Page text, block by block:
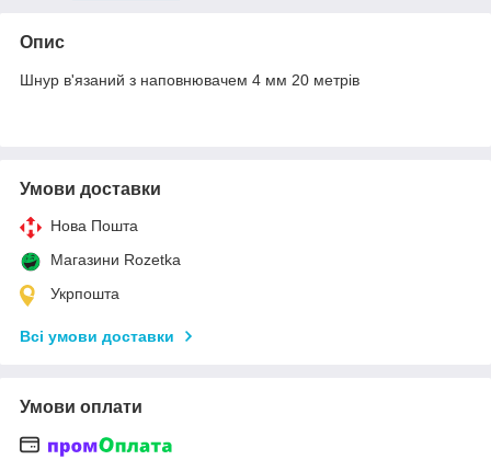
Опис
Шнур в'язаний з наповнювачем 4 мм 20 метрів
Умови доставки
Нова Пошта
Магазини Rozetka
Укрпошта
Всі умови доставки
Умови оплати